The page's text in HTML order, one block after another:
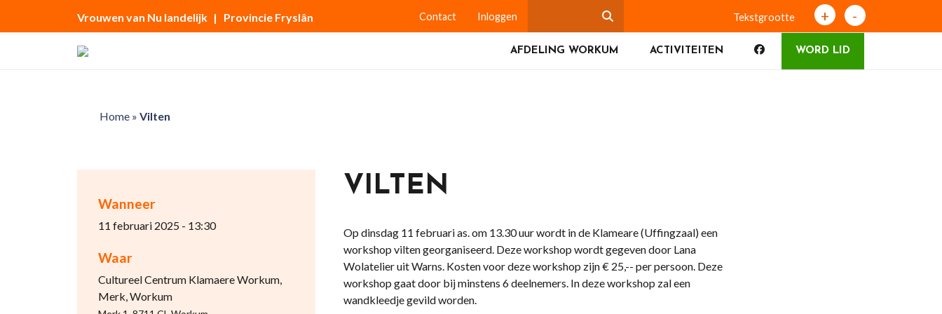
Vrouwen van Nu landelijk | Provincie Fryslân Contact Inloggen Tekstgrootte + -
AFDELING WORKUM ACTIVITEITEN WORD LID
Home» Vilten
Wanneer
11 februari 2025 - 13:30
Waar
Cultureel Centrum Klamaere Workum,
Merk, Workum
VILTEN
Op dinsdag 11 februari as. om 13.30 uur wordt in de Klameare (Uffingzaal) een
workshop vilten georganiseerd. Deze workshop wordt gegeven door Lana
Wolatelier uit Warns. Kosten voor deze workshop zijn € 25,-- per persoon. Deze
workshop gaat door bij minstens 6 deelnemers. In deze workshop zal een
wandkleedje gevild worden.